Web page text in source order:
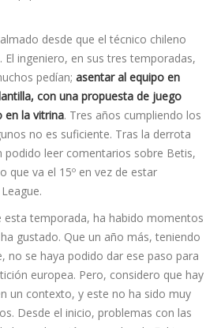
desde que el técnico chileno
El ingeniero, en sus tres temporadas,
pedían; asentar al equipo en
con una propuesta de juego
en la vitrina. Tres años cumpliendo los
no es suficiente. Tras la derrota
podido leer comentarios sobre Betis,
que va el 15º en vez de estar
esta temporada, ha habido momentos
gustado. Que un año más, teniendo
no se haya podido dar ese paso para
europea. Pero, considero que hay
un contexto, y este no ha sido muy
Desde el inicio, problemas con las